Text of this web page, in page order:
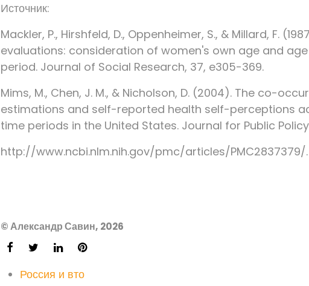
Источник:
Mackler, P., Hirshfeld, D., Oppenheimer, S., & Millard, F.
evaluations: consideration of women's own age and
period. Journal of Social Research, 37, e305-369.
Mims, M., Chen, J. M., & Nicholson, D. (2004). The co-
estimations and self-reported health self-perceptions
time periods in the United States. Journal for Public Policy
http://www.ncbi.nlm.nih.gov/pmc/articles/PMC2837379/.
© Александр Савин, 2026
Россия и вто